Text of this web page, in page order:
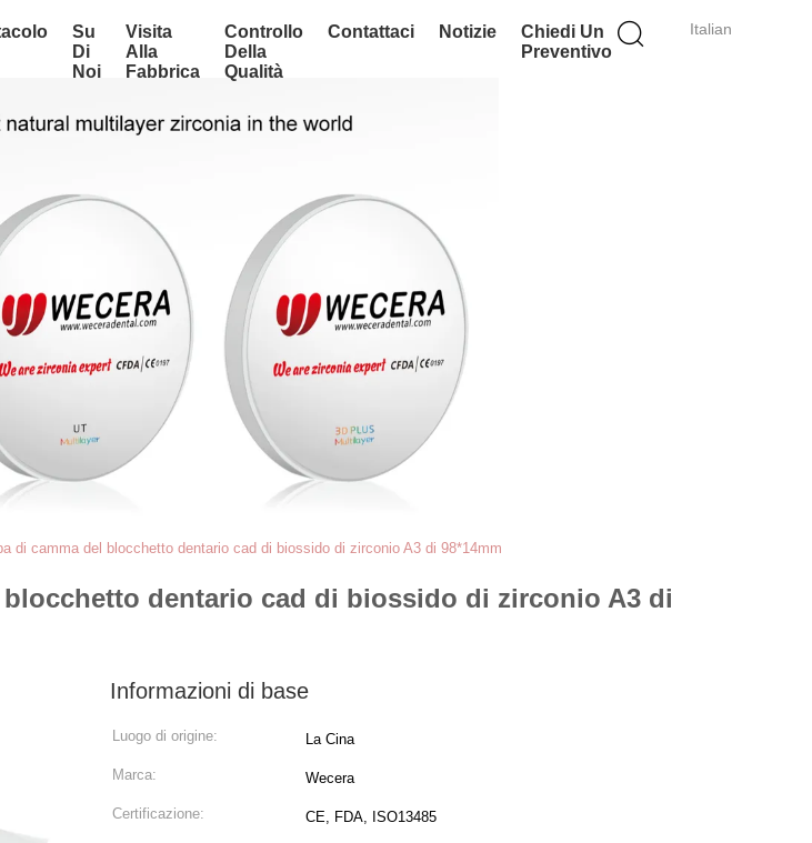
Italian
Su
Di
Noi
Visita
Alla
Fabbrica
Controllo
Della
Qualità
Contattaci Notizie
Chiedi Un
Preventivo
di camma del blocchetto dentario cad di biossido di zirconio A3 di 98*14mm
dentario cad di biossido di zirconio A3 di
Informazioni di base
Luogo di origine: La Cina
Marca: Wecera
Certificazione: CE, FDA, ISO13485